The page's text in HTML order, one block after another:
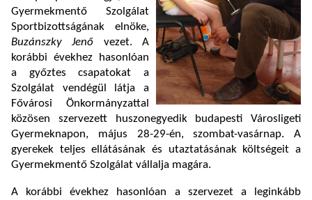
Gyermekmentő Szolgálat
Sportbizottságának elnöke,
Buzánszky Jenő vezet. A
korábbi évekhez hasonlóan
a győztes csapatokat a
Szolgálat vendégül látja a
Fővárosi Önkormányzattal
közösen szervezett huszonegyedik budapesti Városligeti
Gyermeknapon, május 28-29-én, szombat-vasárnap. A
gyerekek teljes ellátásának és utaztatásának költségeit a
Gyermekmentő Szolgálat vállalja magára.
A korábbi évekhez hasonlóan a szervezet a leginkább